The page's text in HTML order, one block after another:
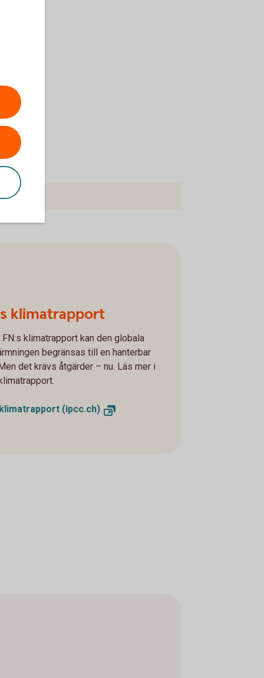
klimatrapport
FN:s klimatrapport kan den globala
begränsas till en hanterbar
det krävs åtgärder – nu. Läs mer i
(ipcc.ch)